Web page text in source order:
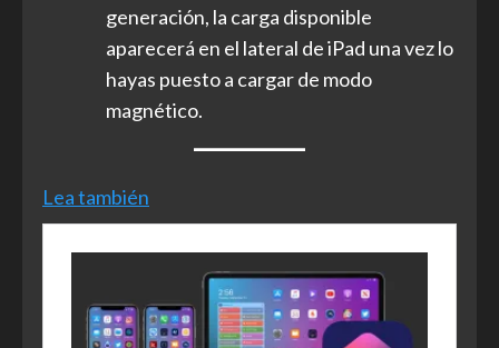
generación, la carga disponible
aparecerá en el lateral de iPad una vez lo
hayas puesto a cargar de modo
magnético.
Lea también